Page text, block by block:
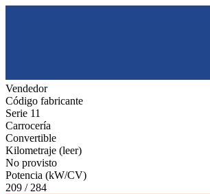
Vendedor
Código fabricante
Serie 11
Carrocería
Convertible
Kilometraje (leer)
No provisto
Potencia (kW/CV)
209 / 284